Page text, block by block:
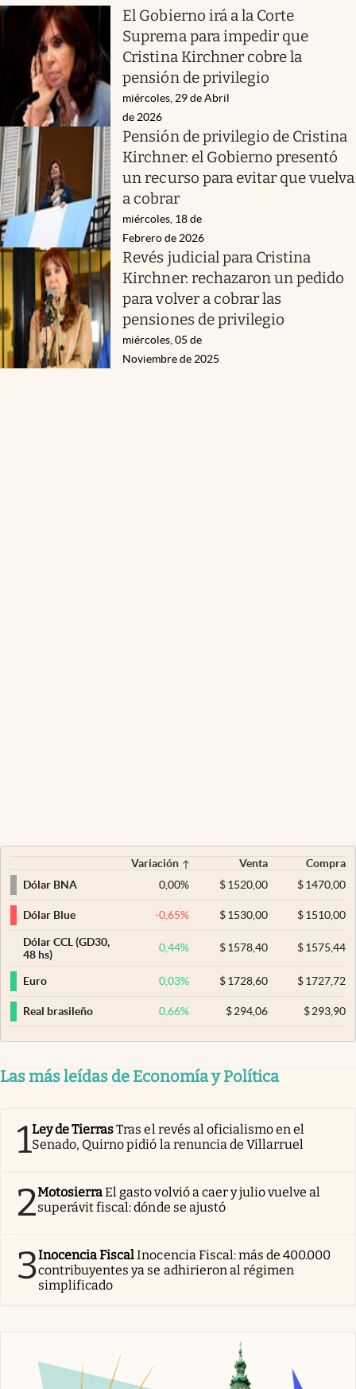
El Gobierno irá a la Corte
Suprema para impedir que
Cristina Kirchner cobre la
pensión de privilegio
miércoles, 29 de Abril
de 2026
Pensión de privilegio de Cristina
Kirchner: el Gobierno presentó
un recurso para evitar que vuelva
a cobrar
miércoles, 18 de
Febrero de 2026
Revés judicial para Cristina
Kirchner: rechazaron un pedido
para volver a cobrar las
pensiones de privilegio
miércoles, 05 de
Noviembre de 2025
Variación Venta
Compra
Dólar BNA
0,00% $ 1520,00 $1470,00
Dólar Blue -0,65% $ 1530,00 $1510,00
Dólar CCL (GD30,
48 hs)
0,44% $ 1578,40 $1575,44
Euro 0,03% $ 1728,60 $1727,72
Real brasileño 0,66% $ 294,06 $293,90
Las más leídas de Economía y Política
1Ley de TierrasTras el revés al oficialismo en el
Senado, Quirno pidió la renuncia de Villarruel
2MotosierraEl gasto volvió a caer y julio vuelve al
superávit fiscal: dónde se ajustó
3Inocencia FiscalInocencia Fiscal: más de 400.000
contribuyentes ya se adhirieron al régimen
simplificado